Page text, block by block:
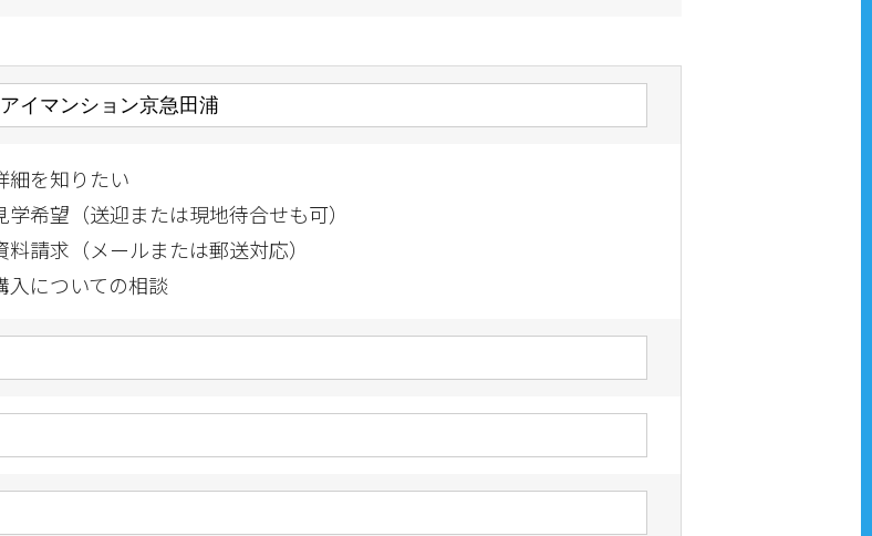
細を知りたい
学希望（送迎または現地待合せも可）
料請求（メールまたは郵送対応）
入についての相談